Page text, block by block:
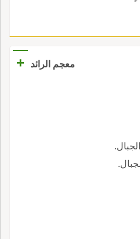
معجم الرائد +